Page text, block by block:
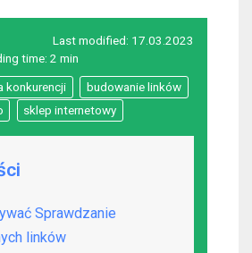
Last modified: 17.03.2023
time: 2 min
konkurencji
budowanie linków
sklep internetowy
Sprawdzanie
linków